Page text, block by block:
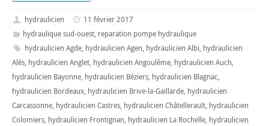
hydraulicien
11 février 2017
hydraulique sud-ouest, reparation pompe hydraulique
hydraulicien Agde, hydraulicien Agen, hydraulicien Albi, hydraulicien
Alès, hydraulicien Anglet, hydraulicien Angoulême, hydraulicien Auch,
hydraulicien Bayonne, hydraulicien Béziers, hydraulicien Blagnac,
hydraulicien Bordeaux, hydraulicien Brive-la-Gaillarde, hydraulicien
Carcassonne, hydraulicien Castres, hydraulicien Châtellerault, hydraulicien
Colomiers, hydraulicien Frontignan, hydraulicien La Rochelle, hydraulicien